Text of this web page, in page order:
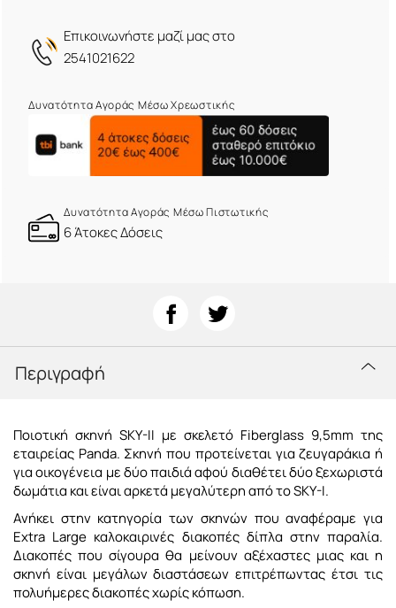
Eπικοινωνήστε μαζί μας στο
2541021622
Δυνατότητα Αγοράς Μέσω Χρεωστικής
Δυνατότητα Αγοράς Μέσω Πιστωτικής
6 Άτοκες Δόσεις
Περιγραφή
Ποιοτική σκηνή SKY-IΙ με σκελετό Fiberglass 9,5mm της
εταιρείας Panda. Σκηνή που προτείνεται για ζευγαράκια ή
για οικογένεια με δύο παιδιά αφού διαθέτει δύο ξεχωριστά
δωμάτια και είναι αρκετά μεγαλύτερη από το SKY-I.
Ανήκει στην κατηγορία των σκηνών που αναφέραμε για
Extra Large καλοκαιρινές διακοπές δίπλα στην παραλία.
Διακοπές που σίγουρα θα μείνουν αξέχαστες μιας και η
σκηνή είναι μεγάλων διαστάσεων επιτρέπωντας έτσι τις
πολυήμερες διακοπές χωρίς κόπωση.